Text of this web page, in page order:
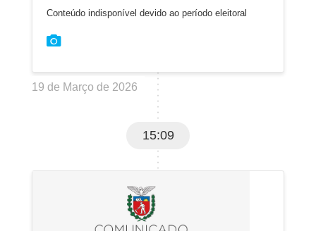
Conteúdo indisponível devido ao período eleitoral
19 de Março de 2026
15:09